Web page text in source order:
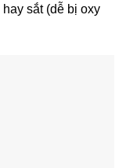
sắt (dễ bị oxy